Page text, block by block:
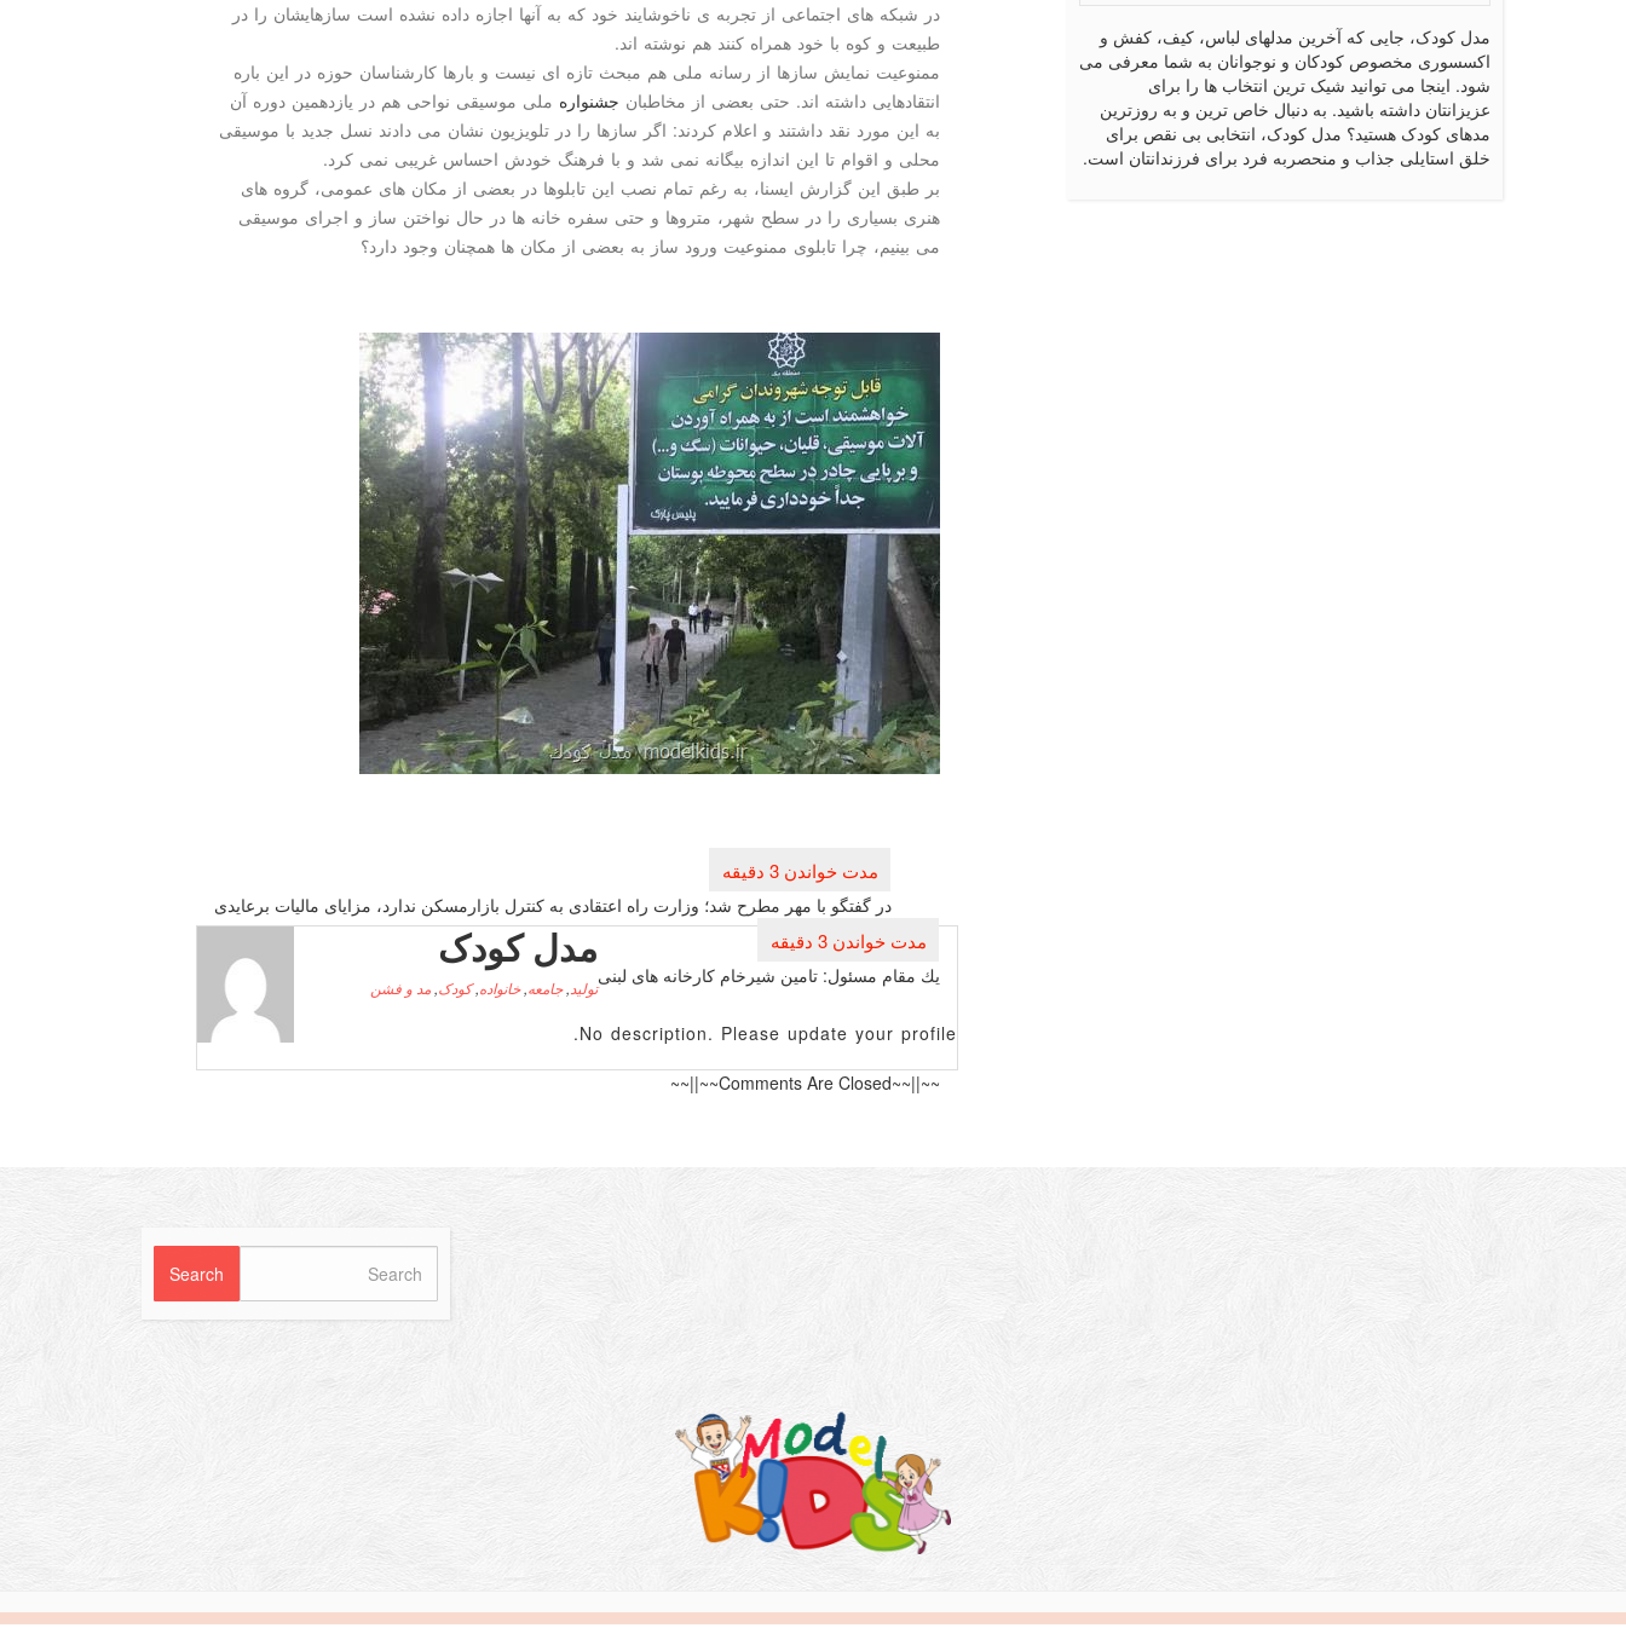
در شبكه های اجتماعی از تجربه ی ناخوشایند خود كه به آنها اجازه داده نشده است سازهایشان را در
طبیعت و كوه با خود همراه كنند هم نوشته اند.
ممنوعیت نمایش سازها از رسانه ملی هم مبحث تازه ای نیست و بارها كارشناسان حوزه در این باره
انتقادهایی داشته اند. حتی بعضی از مخاطبان جشنواره ملی موسیقی نواحی هم در یازدهمین دوره آن
به این مورد نقد داشتند و اعلام كردند: اگر سازها را در تلویزیون نشان می دادند نسل جدید با موسیقی
محلی و اقوام تا این اندازه بیگانه نمی شد و با فرهنگ خودش احساس غریبی نمی كرد.
بر طبق این گزارش ایسنا، به رغم تمام نصب این تابلوها در بعضی از مكان های عمومی، گروه های
هنری بسیاری را در سطح شهر، متروها و حتی سفره خانه ها در حال نواختن ساز و اجرای موسیقی
می بینیم، چرا تابلوی ممنوعیت ورود ساز به بعضی از مكان ها همچنان وجود دارد؟
راهبری
نوشته
در گفتگو با مهر مطرح شد؛ وزارت راه اعتقادی به كنترل بازارمسكن ندارد، مزایای مالیات برعایدی
یك مقام مسئول: تامین شیرخام كارخانه های لبنی
مدل کودک
تولید ,جامعه,خانواده,کودک, مد و فشن
No description. Please update your profile.
~~||~~Comments Are Closed~~||~~
مدل کودک، جایی که آخرین مدلهای لباس، کیف، کفش و
اکسسوری مخصوص کودکان و نوجوانان به شما معرفی می
شود. اینجا می توانید شیک ترین انتخاب ها را برای
عزیزانتان داشته باشید. به دنبال خاص ترین و به روزترین
مدهای کودک هستید؟ مدل کودک، انتخابی بی نقص برای
خلق استایلی جذاب و منحصربه فرد برای فرزندانتان است.